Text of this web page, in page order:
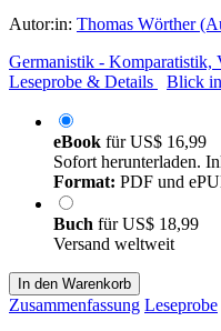
Autor:in: Thomas Wörther
Germanistik - Komparatistik,
Leseprobe & Details
Blick
eBook fürUS$ 16,99
Sofort herunterladen.
Format: PDF und
Buch fürUS$ 18,99
Versand weltweit
In den Warenkorb
Zusammenfassung Leseprobe